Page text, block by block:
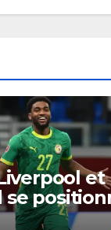
et
recruter